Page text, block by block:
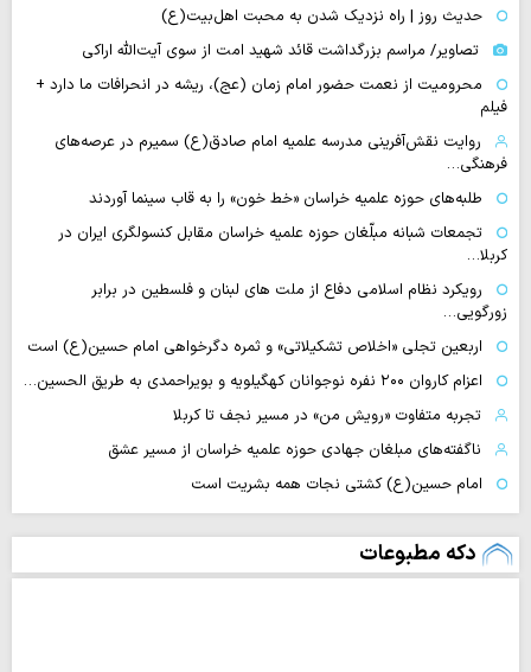
حدیث روز | راه نزدیک شدن به محبت اهل‌بیت(ع)
تصاویر/ مراسم بزرگداشت قائد شهید امت از سوی آیت‌الله اراکی
محرومیت از نعمت حضور امام زمان (عج)، ریشه در انحرافات ما دارد +
فیلم
روایت نقش‌آفرینی مدرسه علمیه امام صادق(ع) سمیرم در عرصه‌های
فرهنگی…
طلبه‌های حوزه علمیه خراسان «خط خون» را به قاب سینما آوردند
تجمعات شبانه مبلّغان حوزه علمیه خراسان مقابل کنسولگری ایران در
کربلا…
رویکرد نظام اسلامی دفاع از ملت های لبنان و فلسطین در برابر
زورگویی…
اربعین تجلی «اخلاص تشکیلاتی» و ثمره دگرخواهی امام حسین(ع) است
اعزام کاروان ۲۰۰ نفره نوجوانان کهگیلویه و بویراحمدی به طریق الحسین…
تجربه متفاوت «رویش من» در مسیر نجف تا کربلا
ناگفته‌های مبلغان جهادی حوزه علمیه خراسان از مسیر عشق
امام حسین(ع) کشتی نجات همه بشریت است
دکه مطبوعات